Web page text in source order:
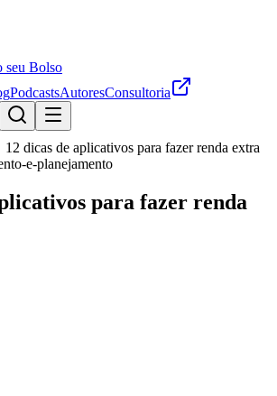
seu Bolso
PodcastsAutoresConsultoria
12 dicas de aplicativos para fazer renda extra
e-planejamento
para fazer renda